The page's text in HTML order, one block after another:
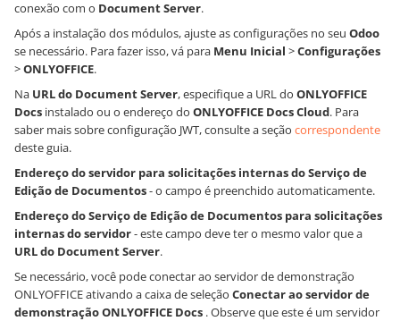
conexão com o Document Server.
Após a instalação dos módulos, ajuste as configurações no seu Odoo
se necessário. Para fazer isso, vá para Menu Inicial >Configurações
>ONLYOFFICE.
Na URL do Document Server, especifique a URL do ONLYOFFICE
Docs instalado ou o endereço do ONLYOFFICE Docs Cloud. Para
saber mais sobre configuração JWT, consulte a seção correspondente
deste guia.
Endereço do servidor para solicitações internas do Serviço de
Edição de Documentos- o campo é preenchido automaticamente.
Endereço do Serviço de Edição de Documentos para solicitações
internas do servidor- este campo deve ter o mesmo valor que a
URL do Document Server.
Se necessário, você pode conectar ao servidor de demonstração
ONLYOFFICE ativando a caixa de seleção Conectar ao servidor de
demonstração ONLYOFFICE Docs . Observe que este é um servidor